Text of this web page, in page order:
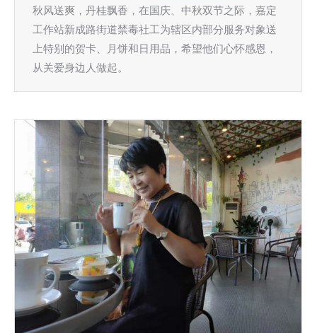
秋风送爽，丹桂飘香，在国庆、中秋双节之际，嘉定
工作站新成路街道禁毒社工为辖区内部分服务对象送
上特别的贺卡、月饼和日用品，希望他们心怀感恩，
从关爱身边人做起。